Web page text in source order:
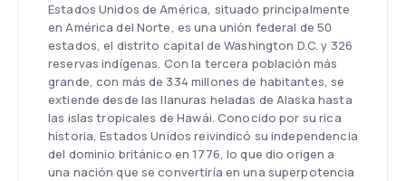
Estados Unidos de América, situado principalmente
en América del Norte, es una unión federal de 50
estados, el distrito capital de Washington D.C. y 326
reservas indígenas. Con la tercera población más
grande, con más de 334 millones de habitantes, se
extiende desde las llanuras heladas de Alaska hasta
las islas tropicales de Hawái. Conocido por su rica
historia, Estados Unidos reivindicó su independencia
del dominio británico en 1776, lo que dio origen a
una nación que se convertiría en una superpotencia